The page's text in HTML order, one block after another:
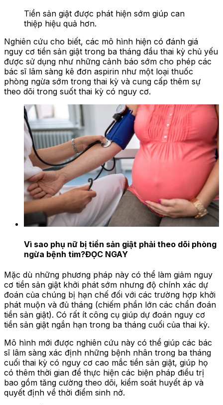
Tiền sản giật được phát hiện sớm giúp can
thiệp hiệu quả hơn.
Nghiên cứu cho biết, các mô hình hiện có đánh giá
nguy cơ tiền sản giật trong ba tháng đầu thai kỳ chủ yếu
được sử dụng như những cảnh báo sớm cho phép các
bác sĩ lâm sàng kê đơn aspirin như một loại thuốc
phòng ngừa sớm trong thai kỳ và cung cấp thêm sự
theo dõi trong suốt thai kỳ có nguy cơ.
Vì sao phụ nữ bị tiền sản giật phải theo dõi phòng
ngừa bệnh tim?ĐỌC NGAY
Mặc dù những phương pháp này có thể làm giảm nguy
cơ tiền sản giật khởi phát sớm nhưng độ chính xác dự
đoán của chúng bị hạn chế đối với các trường hợp khởi
phát muộn và đủ tháng (chiếm phần lớn các chẩn đoán
tiền sản giật). Có rất ít công cụ giúp dự đoán nguy cơ
tiền sản giật ngắn hạn trong ba tháng cuối của thai kỳ.
Mô hình mới được nghiên cứu này có thể giúp các bác
sĩ lâm sàng xác định những bệnh nhân trong ba tháng
cuối thai kỳ có nguy cơ cao mắc tiền sản giật, giúp họ
có thêm thời gian để thực hiện các biện pháp điều trị
bao gồm tăng cường theo dõi, kiểm soát huyết áp và
quyết định về thời điểm sinh nở.